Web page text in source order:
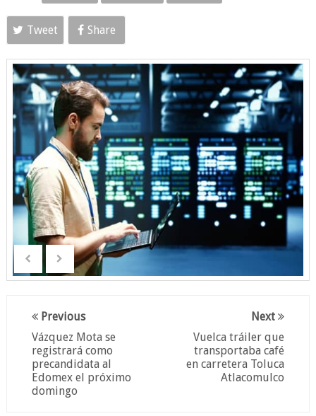
Tweet Share
Next
Vuelca tráiler que
transportaba café
en carretera Toluca
Atlacomulco
Previous
Vázquez Mota se
registrará como
precandidata al
Edomex el próximo
domingo